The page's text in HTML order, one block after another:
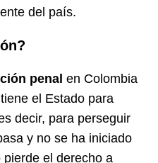
del país.
penal en Colombia
el Estado para
decir, para perseguir
y no se ha iniciado
el derecho a